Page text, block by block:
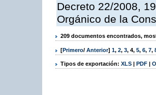
Decreto 22/2008,
Orgánico de la
209 documentos encontrados,
[Primero/ Anterior] 1, 2, 3, 4, 5, 6, 7,
Tipos de exportación: XLS | PDF |